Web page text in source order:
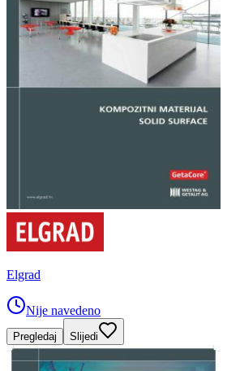
Elgrad
Nije navedeno
Pregledaj Slijedi